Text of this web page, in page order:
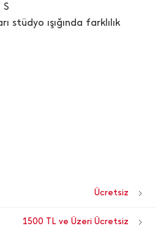
stüdyo ışığında farklılık
Ücretsiz
1500 TL ve Üzeri Ücretsiz